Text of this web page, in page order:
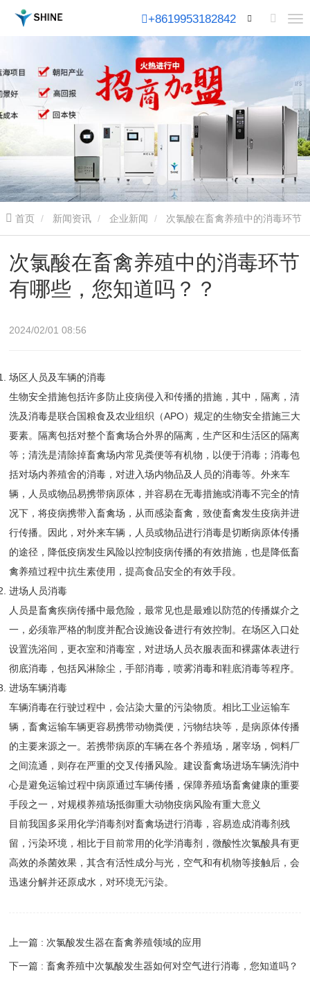
+8619953182842
首页 新闻资讯 企业新闻
有哪些，您知道吗？？
次氯酸在畜禽养殖中的消毒环节
有哪些，您知道吗？？
2024/02/01 08:56
场区人员及车辆的消毒
生物安全措施包括许多防止疫病侵入和传播的措施，其中，隔离，清
洗及消毒是联合国粮食及农业组织（APO）规定的生物安全措施三大
要素。隔离包括对整个畜禽场合外界的隔离，生产区和生活区的隔离
等；清洗是清除掉畜禽场内常见粪便等有机物，以便于消毒；消毒包
括对场内养殖舍的消毒，对进入场内物品及人员的消毒等。外来车
辆，人员或物品易携带病原体，并容易在无毒措施或消毒不完全的情
况下，将疫病携带入畜禽场，从而感染畜禽，致使畜禽发生疫病并进
行传播。因此，对外来车辆，人员或物品进行消毒是切断病原体传播
的途径，降低疫病发生风险以控制疫病传播的有效措施，也是降低畜
禽养殖过程中抗生素使用，提高食品安全的有效手段。
进场人员消毒
人员是畜禽疾病传播中最危险，最常见也是最难以防范的传播媒介之
一，必须靠严格的制度并配合设施设备进行有效控制。在场区入口处
设置洗浴间，更衣室和消毒室，对进场人员衣服表面和裸露体表进行
彻底消毒，包括风淋除尘，手部消毒，喷雾消毒和鞋底消毒等程序。
进场车辆消毒
车辆消毒在行驶过程中，会沾染大量的污染物质。相比工业运输车
辆，畜禽运输车辆更容易携带动物粪便，污物结块等，是病原体传播
的主要来源之一。若携带病原的车辆在各个养殖场，屠宰场，饲料厂
之间流通，则存在严重的交叉传播风险。建设畜禽场进场车辆洗消中
心是避免运输过程中病原通过车辆传播，保障养殖场畜禽健康的重要
手段之一，对规模养殖场抵御重大动物疫病风险有重大意义
目前我国多采用化学消毒剂对畜禽场进行消毒，容易造成消毒剂残
留，污染环境，相比于目前常用的化学消毒剂，微酸性次氯酸具有更
高效的杀菌效果，其含有活性成分与光，空气和有机物等接触后，会
迅速分解并还原成水，对环境无污染。
上一篇 : 次氯酸发生器在畜禽养殖领域的应用
下一篇 : 畜禽养殖中次氯酸发生器如何对空气进行消毒，您知道吗？